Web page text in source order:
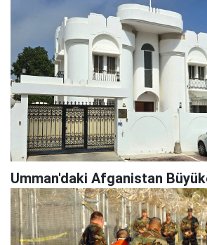
Umman'daki Afganistan